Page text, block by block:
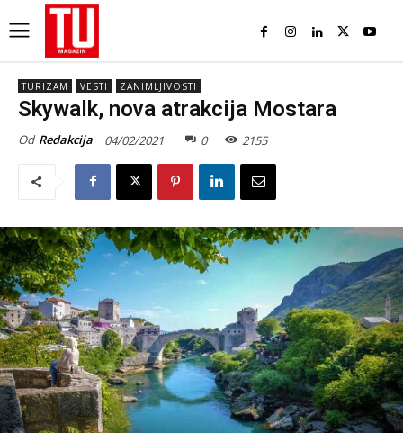
TURIZAM VESTI ZANIMLJIVOSTI
Skywalk, nova atrakcija Mostara
Od Redakcija 04/02/2021 0 2155